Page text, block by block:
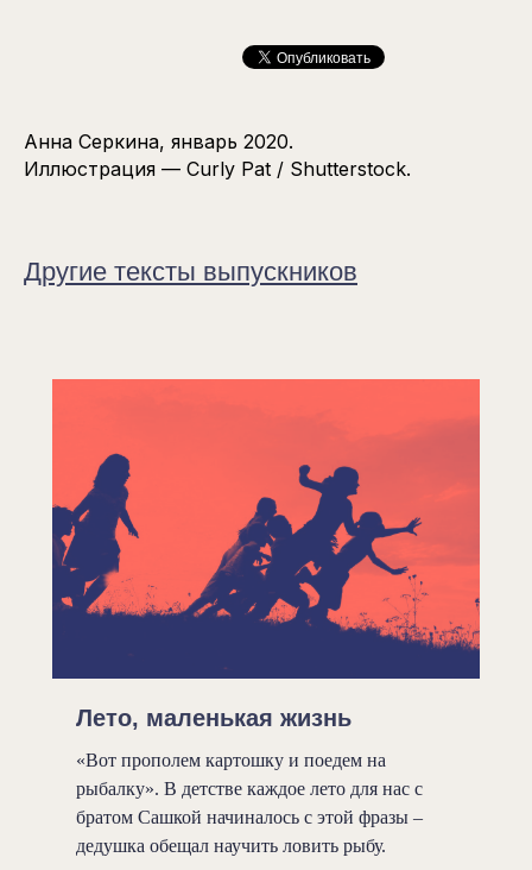
Анна Серкина, январь 2020.
Иллюстрация — Curly Pat / Shutterstock.
Другие тексты выпускников
Лето, маленькая жизнь
«Вот прополем картошку и поедем на
рыбалку». В детстве каждое лето для нас с
братом Сашкой начиналось с этой фразы –
дедушка обещал научить ловить рыбу.